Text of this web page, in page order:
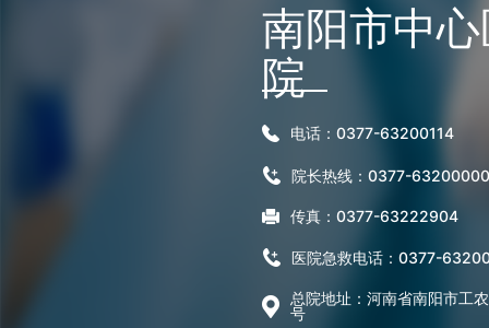
南阳市中
院
电话：0377-63200114
院长热线：0377-63200000
传真：0377-63222904
医院急救电话：0377-
总院地址：河南省南阳市工
号